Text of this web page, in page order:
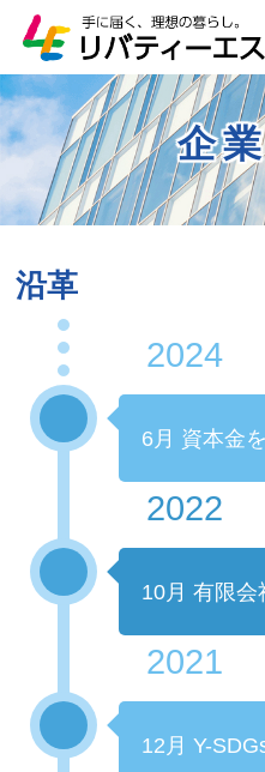
企
沿革
2024
6月 資本金
2022
10月 有限会
2021
12月 Y-